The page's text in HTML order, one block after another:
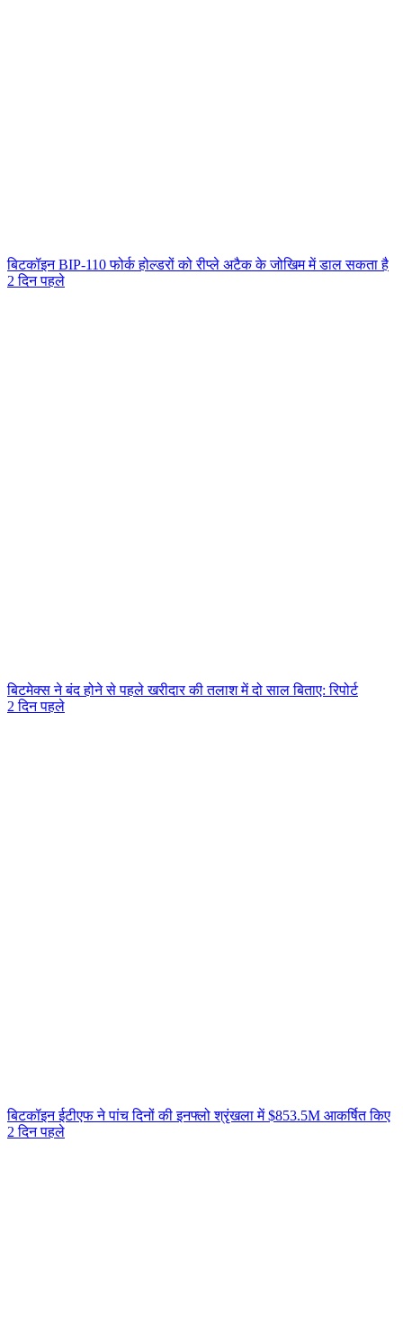
बिटकॉइन BIP-110 फोर्क होल्डरों को रीप्ले अटैक के जोखिम में डाल सकता है
2 दिन पहले
बिटमेक्स ने बंद होने से पहले खरीदार की तलाश में दो साल बिताए: रिपोर्ट
2 दिन पहले
बिटकॉइन ईटीएफ ने पांच दिनों की इनफ्लो श्रृंखला में $853.5M आकर्षित किए
2 दिन पहले